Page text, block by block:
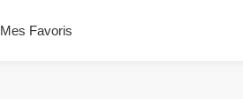
Mes Favoris